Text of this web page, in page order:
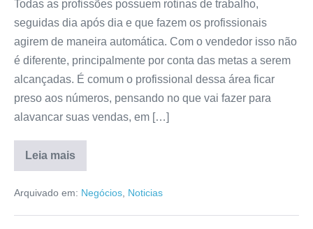
Todas as profissões possuem rotinas de trabalho,
seguidas dia após dia e que fazem os profissionais
agirem de maneira automática. Com o vendedor isso não
é diferente, principalmente por conta das metas a serem
alcançadas. É comum o profissional dessa área ficar
preso aos números, pensando no que vai fazer para
alavancar suas vendas, em […]
Leia mais
Arquivado em: Negócios, Noticias